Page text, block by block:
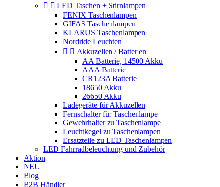
  LED Taschen + Stirnlampen
FENIX Taschenlampen
GIFAS Taschenlampen
KLARUS Taschenlampen
Nordride Leuchten
  Akkuzellen / Batterien
AA Batterie, 14500 Akku
AAA Batterie
CR123A Batterie
18650 Akku
26650 Akku
Ladegeräte für Akkuzellen
Fernschalter für Taschenlampe
Gewehrhalter zu Taschenlampe
Leuchtkegel zu Taschenlampen
Ersatzteile zu LED Taschenlampen
LED Fahrradbeleuchtung und Zubehör
Aktion
NEU
Blog
B2B Händler